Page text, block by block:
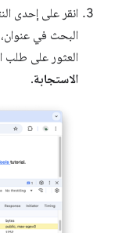
انقر على إحدى
البحث في عنوان،
العثور على طلب
الاستجابة.